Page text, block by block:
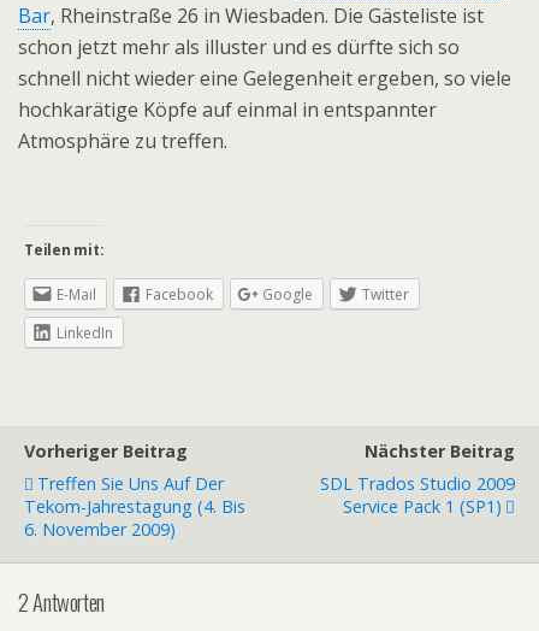
Bar, Rheinstraße 26 in Wiesbaden. Die Gästeliste ist
schon jetzt mehr als illuster und es dürfte sich so
schnell nicht wieder eine Gelegenheit ergeben, so viele
hochkarätige Köpfe auf einmal in entspannter
Atmosphäre zu treffen.
Teilen mit:
E-Mail Facebook Google
Twitter
LinkedIn
Vorheriger Beitrag
Treffen Sie Uns Auf Der
Tekom-Jahrestagung (4. Bis
6. November 2009)
Nächster Beitrag
SDL Trados Studio 2009
Service Pack 1 (SP1)
2 Antworten